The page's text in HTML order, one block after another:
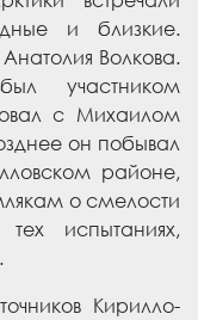
и близкие.
Волкова.
участником
с Михаилом
он побывал
районе,
о смелости
испытаниях,
Кирилло-